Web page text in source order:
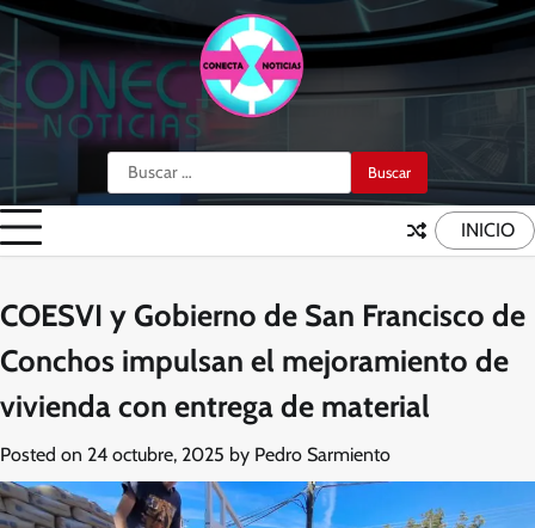
Skip
content
Buscar:
INICIO
COESVI y Gobierno de San Francisco de
Conchos impulsan el mejoramiento de
vivienda con entrega de material
Posted on 24 octubre, 2025 by Pedro Sarmiento